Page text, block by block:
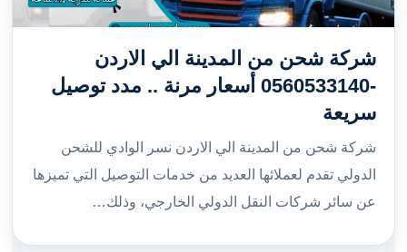
شركة شحن من المدينة الي الاردن
-0560533140 أسعار مرنة .. مدد توصيل
سريعة
شركة شحن من المدينة الي الاردن نسر الوادي للشحن
الدولي تقدم لعملائها العديد من خدمات التوصيل التي تميزها
عن سائر شركات النقل الدولي الخارجي، وذلك…